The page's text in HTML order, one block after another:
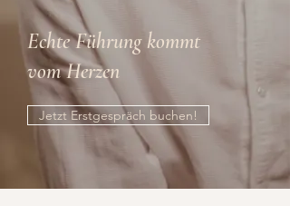
Echte Führung kommt
vom Herzen
Jetzt Erstgespräch buchen!